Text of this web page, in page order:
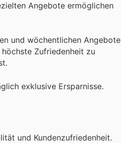
Angebote ermöglichen
und wöchentlichen Angebote
Zufriedenheit zu
exklusive Ersparnisse.
und Kundenzufriedenheit.